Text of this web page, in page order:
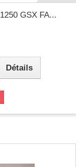
GSX FA...
Détails